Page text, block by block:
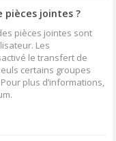
pièces jointes ?
pièces jointes sont
Les
le transfert de
certains groupes
plus d’informations,